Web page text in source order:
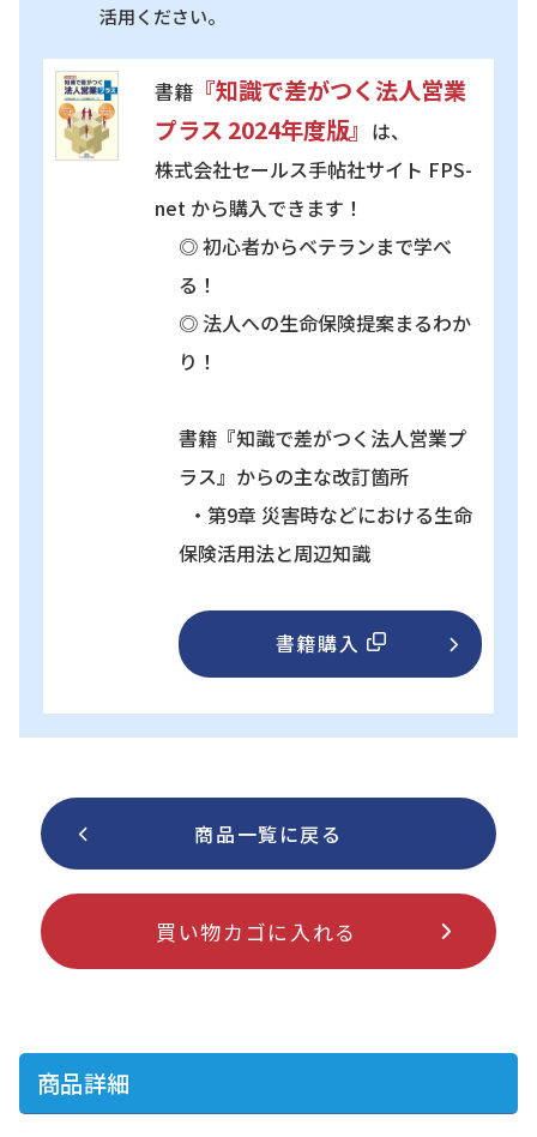
活用ください。
書籍 『知識で差がつく法人営業
プラス 2024年度版』 は、
株式会社セールス手帖社サイト FPS-
net から購入できます！
◎ 初心者からベテランまで学べ
る！
◎ 法人への生命保険提案まるわか
り！
書籍『知識で差がつく法人営業プ
ラス』からの主な改訂箇所
・第9章 災害時などにおける生命
保険活用法と周辺知識
書籍購入
商品一覧に戻る
商品詳細